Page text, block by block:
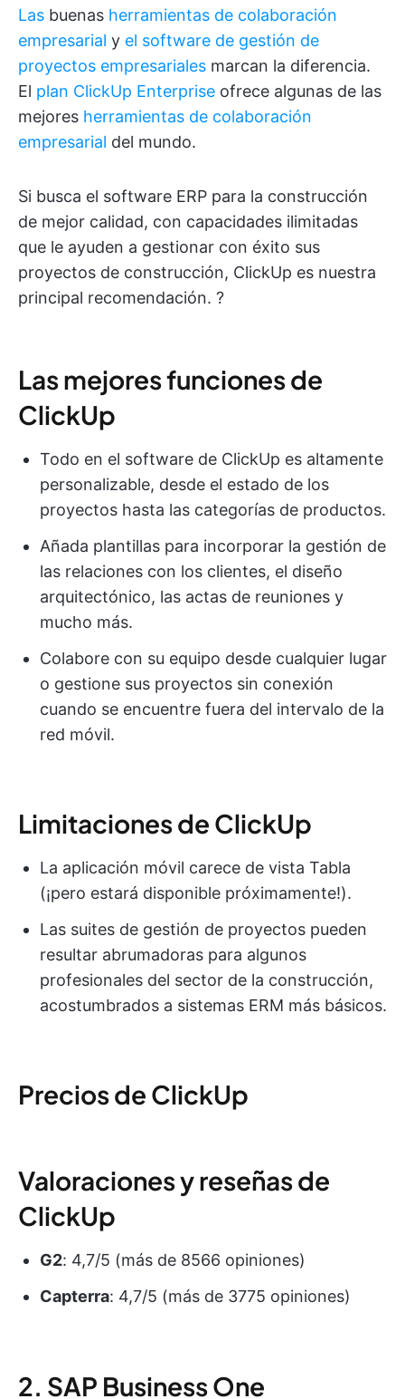
Las buenas herramientas de colaboración
empresarial y el software de gestión de
proyectos empresariales marcan la diferencia.
El plan ClickUp Enterprise ofrece algunas de las
mejores herramientas de colaboración
empresarial del mundo.
Si busca el software ERP para la construcción
de mejor calidad, con capacidades ilimitadas
que le ayuden a gestionar con éxito sus
proyectos de construcción, ClickUp es nuestra
principal recomendación. ?
Las mejores funciones de
ClickUp
Todo en el software de ClickUp es altamente
personalizable, desde el estado de los
proyectos hasta las categorías de productos.
Añada plantillas para incorporar la gestión de
las relaciones con los clientes, el diseño
arquitectónico, las actas de reuniones y
mucho más.
Colabore con su equipo desde cualquier lugar
o gestione sus proyectos sin conexión
cuando se encuentre fuera del intervalo de la
red móvil.
Limitaciones de ClickUp
La aplicación móvil carece de vista Tabla
(¡pero estará disponible próximamente!).
Las suites de gestión de proyectos pueden
resultar abrumadoras para algunos
profesionales del sector de la construcción,
acostumbrados a sistemas ERM más básicos.
Precios de ClickUp
Valoraciones y reseñas de
ClickUp
G2: 4,7/5 (más de 8566 opiniones)
Capterra: 4,7/5 (más de 3775 opiniones)
2. SAP Business One